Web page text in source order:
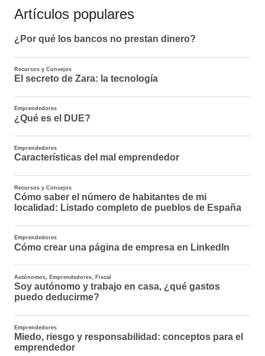
Artículos populares